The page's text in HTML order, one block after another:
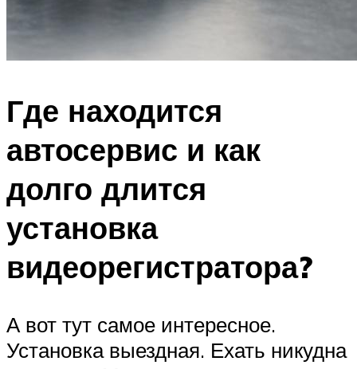
Где находится
автосервис и как
долго длится
установка
видеорегистратора?
А вот тут самое интересное.
Установка выездная. Ехать никудна